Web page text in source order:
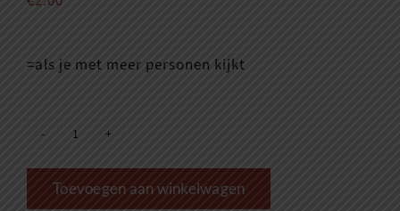
=als je met meer personen kijkt
aantal
Toevoegen aan winkelwagen